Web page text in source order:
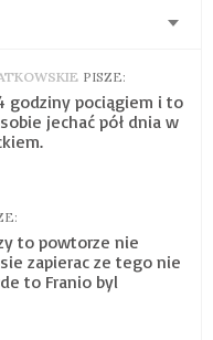
PISZE:
godziny pociągiem i to
jechać pół dnia w
to powtorze nie
zapierac ze tego nie
to Franio byl